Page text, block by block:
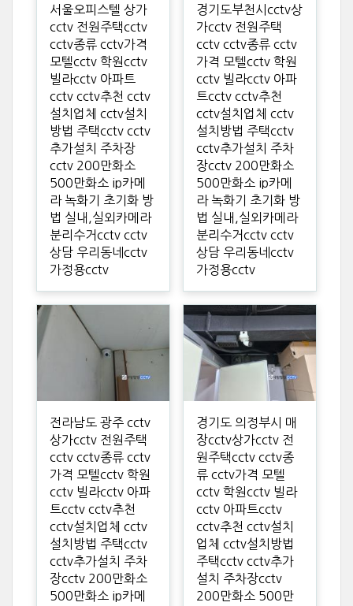
서울오피스텔 상가
cctv 전원주택cctv
cctv종류 cctv가격
모텔cctv 학원cctv
빌라cctv 아파트
cctv cctv추천 cctv
설치업체 cctv설치
방법 주택cctv cctv
추가설치 주차장
cctv 200만화소
500만화소 ip카메
라 녹화기 초기화 방
법 실내,실외카메라
분리수거cctv cctv
상담 우리동네cctv
가정용cctv
경기도부천시cctv상
가cctv 전원주택
cctv cctv종류 cctv
가격 모텔cctv 학원
cctv 빌라cctv 아파
트cctv cctv추천
cctv설치업체 cctv
설치방법 주택cctv
cctv추가설치 주차
장cctv 200만화소
500만화소 ip카메
라 녹화기 초기화 방
법 실내,실외카메라
분리수거cctv cctv
상담 우리동네cctv
가정용cctv
전라남도 광주 cctv
상가cctv 전원주택
cctv cctv종류 cctv
가격 모텔cctv 학원
cctv 빌라cctv 아파
트cctv cctv추천
cctv설치업체 cctv
설치방법 주택cctv
cctv추가설치 주차
장cctv 200만화소
500만화소 ip카메
경기도 의정부시 매
장cctv상가cctv 전
원주택cctv cctv종
류 cctv가격 모텔
cctv 학원cctv 빌라
cctv 아파트cctv
cctv추천 cctv설치
업체 cctv설치방법
주택cctv cctv추가
설치 주차장cctv
200만화소 500만